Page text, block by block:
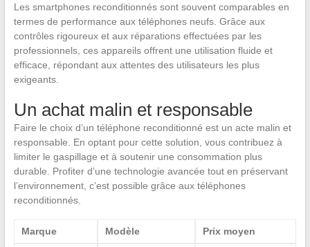
Les smartphones reconditionnés sont souvent comparables en
termes de performance aux téléphones neufs. Grâce aux
contrôles rigoureux et aux réparations effectuées par les
professionnels, ces appareils offrent une utilisation fluide et
efficace, répondant aux attentes des utilisateurs les plus
exigeants.
Un achat malin et responsable
Faire le choix d’un téléphone reconditionné est un acte malin et
responsable. En optant pour cette solution, vous contribuez à
limiter le gaspillage et à soutenir une consommation plus
durable. Profiter d’une technologie avancée tout en préservant
l’environnement, c’est possible grâce aux téléphones
reconditionnés.
Marque Modèle Prix moyen